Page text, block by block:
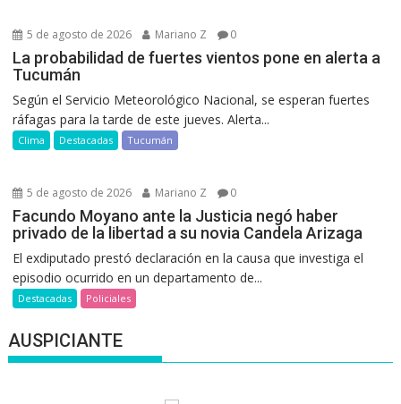
5 de agosto de 2026 Mariano Z 0
La probabilidad de fuertes vientos pone en alerta a
Tucumán
Según el Servicio Meteorológico Nacional, se esperan fuertes
ráfagas para la tarde de este jueves. Alerta...
Clima Destacadas Tucumán
5 de agosto de 2026 Mariano Z 0
Facundo Moyano ante la Justicia negó haber
privado de la libertad a su novia Candela Arizaga
El exdiputado prestó declaración en la causa que investiga el
episodio ocurrido en un departamento de...
Destacadas Policiales
AUSPICIANTE